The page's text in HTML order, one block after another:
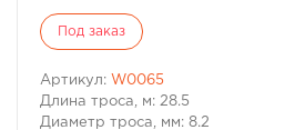
Под заказ
Артикул: W0065
Длина троса, м: 28.5
Диаметр троса, мм: 8.2